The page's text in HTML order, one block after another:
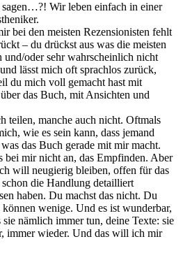
sagen…?! Wir leben einfach in einer
bei den meisten Rezensionisten fehlt
– du drückst aus was die meisten
oder sehr wahrscheinlich nicht
lässt mich oft sprachlos zurück,
du mich voll gemacht hast mit
das Buch, mit Ansichten und
teilen, manche auch nicht. Oftmals
wie es sein kann, dass jemand
das Buch gerade mit mir macht.
bei mir nicht an, das Empfinden. Aber
will neugierig bleiben, offen für das
die Handlung detailliert
haben. Du machst das nicht. Du
wenige. Und es ist wunderbar,
nämlich immer tun, deine Texte: sie
immer wieder. Und das will ich mir